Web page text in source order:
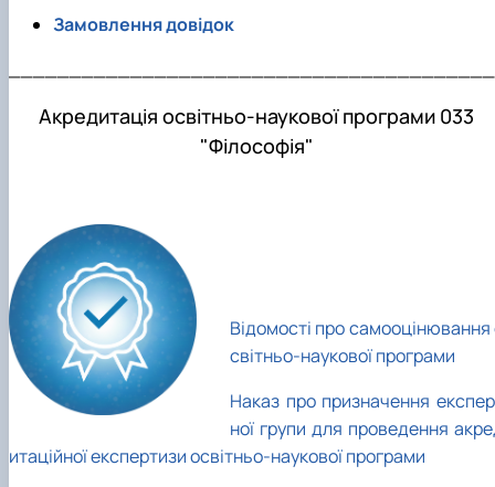
Замовлення довідок
Акредитація освітньо-наукової програми 033
"Філософія"
Відомості про самооцінювання
світньо-наукової програми
Наказ про призначення
ної групи для проведення
итаційної експертизи освітньо-наукової програми